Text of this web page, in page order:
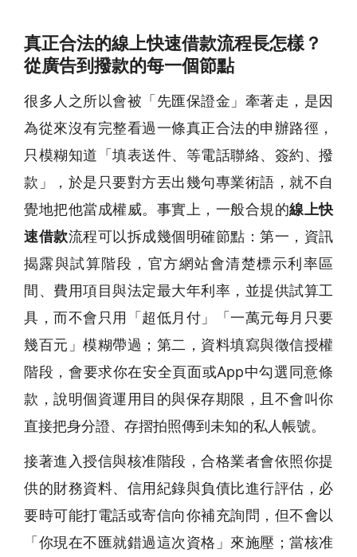
真正合法的線上快速借款流程長怎樣？
從廣告到撥款的每一個節點
很多人之所以會被「先匯保證金」牽著走，是因
為從來沒有完整看過一條真正合法的申辦路徑，
只模糊知道「填表送件、等電話聯絡、簽約、撥
款」，於是只要對方丟出幾句專業術語，就不自
覺地把他當成權威。事實上，一般合規的線上快
速借款流程可以拆成幾個明確節點：第一，資訊
揭露與試算階段，官方網站會清楚標示利率區
間、費用項目與法定最大年利率，並提供試算工
具，而不會只用「超低月付」「一萬元每月只要
幾百元」模糊帶過；第二，資料填寫與徵信授權
階段，會要求你在安全頁面或App中勾選同意條
款，說明個資運用目的與保存期限，且不會叫你
直接把身分證、存摺拍照傳到未知的私人帳號。
接著進入授信與核准階段，合格業者會依照你提
供的財務資料、信用紀錄與負債比進行評估，必
要時可能打電話或寄信向你補充詢問，但不會以
「你現在不匯就錯過這次資格」來施壓；當核准